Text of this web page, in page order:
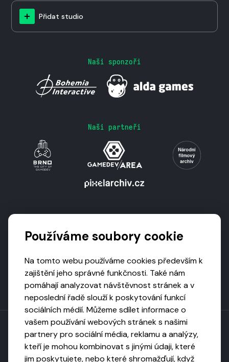
Přidat studio
Naši sponzoři
Naši partneři
Toto dílo podléhá licenci CC BY-NC-ND
Používáme soubory cookie
Na tomto webu používáme cookies především k
zajištění jeho správné funkčnosti. Také nám
pomáhají analyzovat návštěvnost stránek a v
neposlední řadě slouží k poskytování funkcí
sociálních médií. Můžeme sdílet informace o
vašem používání webových stránek s našimi
partnery pro sociální média, reklamu a analýzy,
kteří je mohou kombinovat s jinými údaji, které
jim poskytujete, nebo které shromažďují, když